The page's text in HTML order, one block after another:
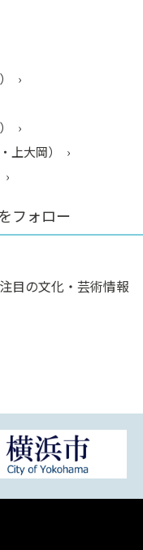
上大岡）
フォロー
目の文化・芸術情報